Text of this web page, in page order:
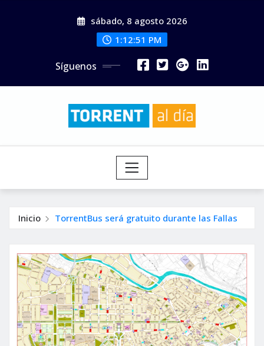
sábado, 8 agosto 2026
1:12:52 PM
Síguenos
Inicio TorrentBus será gratuito durante las Fallas